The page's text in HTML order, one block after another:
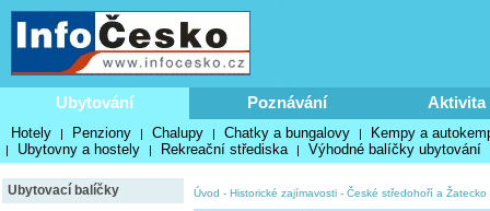
Ubytování Poznávání Aktivita
Hotely | Penziony | Chalupy | Chatky a bungalovy | Kempy a
| Ubytovny a hostely | Rekreační střediska | Výhodné balíčky ubytování
Ubytovací balíčky Úvod - Historické zajímavosti - České středohoří a Žatecko